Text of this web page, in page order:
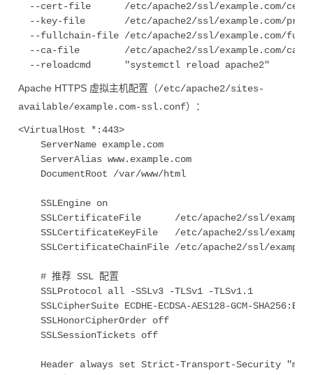
--cert-file      /etc/apache2/ssl/example.com/
--key-file       /etc/apache2/ssl/example.com/
--fullchain-file /etc/apache2/ssl/example.com/
--ca-file        /etc/apache2/ssl/example.com/
Apache HTTPS 虚拟主机配置（/etc/apache2/sites-
available/example.com-ssl.conf）：
<VirtualHost *:443>
    ServerName example.com
    ServerAlias www.example.com
    DocumentRoot /var/www/html
    SSLEngine on
SSLCertificateFile      /etc/apache2/ssl/
SSLCertificateKeyFile   /etc/apache2/ssl/
SSLCertificateChainFile /etc/apache2/ssl/
    # 推荐 SSL 配置
    SSLProtocol all -SSLv3 -TLSv1 -TLSv1.1
SSLCipherSuite ECDHE-ECDSA-AES128-GCM-
    SSLHonorCipherOrder off
    SSLSessionTickets off
Header always set Strict-Transport-Security